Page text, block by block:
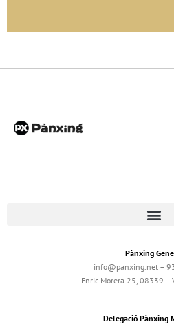
Pànxing
info@panxing.net –
Enric Morera 25, 08339 –
Delegació Pànxing